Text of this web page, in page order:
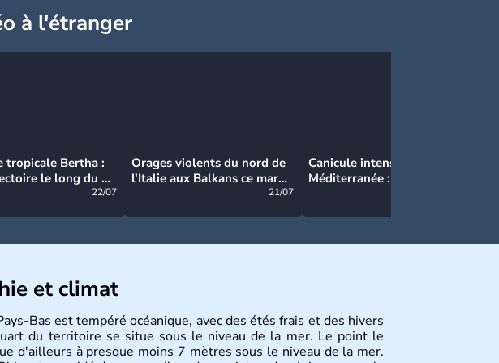
à l'étranger
tropicale Bertha :
le long du du
22/07
Orages violents du nord de
l'Italie aux Balkans ce mardi
21/07
Canicule intense en
Méditerranée : près de 50°C
et climat
Bas est tempéré océanique, avec des étés frais et des hivers
du territoire se situe sous le niveau de la mer. Le point le
d'ailleurs à presque moins 7 mètres sous le niveau de la mer.